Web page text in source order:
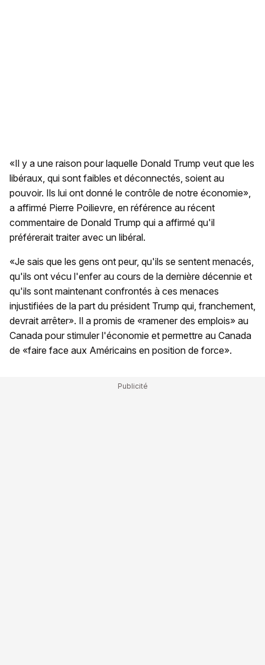
«Il y a une raison pour laquelle Donald Trump veut que les
libéraux, qui sont faibles et déconnectés, soient au
pouvoir. Ils lui ont donné le contrôle de notre économie»,
a affirmé Pierre Poilievre, en référence au récent
commentaire de Donald Trump qui a affirmé qu'il
préférerait traiter avec un libéral.
«Je sais que les gens ont peur, qu'ils se sentent menacés,
qu'ils ont vécu l'enfer au cours de la dernière décennie et
qu'ils sont maintenant confrontés à ces menaces
injustifiées de la part du président Trump qui, franchement,
devrait arrêter». Il a promis de «ramener des emplois» au
Canada pour stimuler l'économie et permettre au Canada
de «faire face aux Américains en position de force».